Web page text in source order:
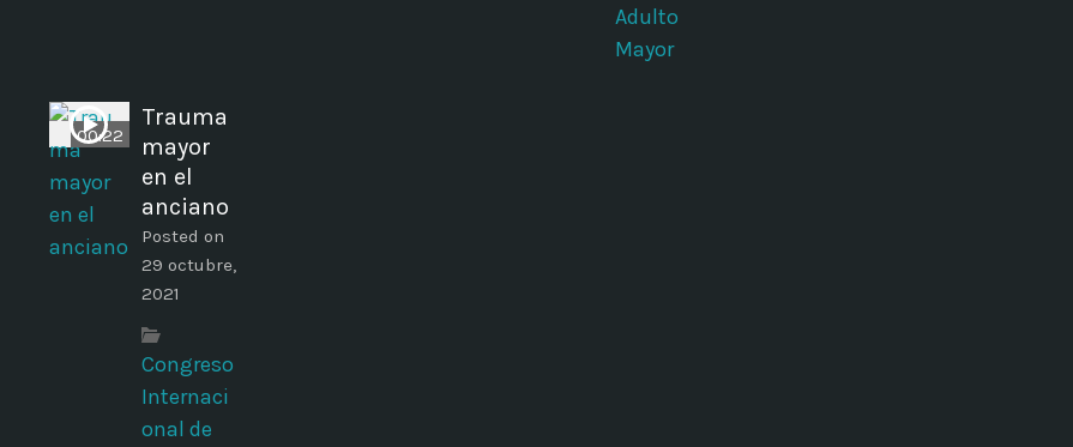
Adulto
Mayor
00:22
Trauma
mayor
en el
anciano
Posted on
29 octubre,
2021
Congreso
Internaci
onal de